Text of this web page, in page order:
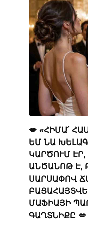
💋 «ՀԻՄԱ՛
ԵՄ ՆԱ
ԿԱՐԾՈՒՄ
ԱՆԾԱՆՈԹ Է,
ՍԱՐՍԱՓՈՎ
ՄԱՖԻԱՅԻ
ԳԱՂՏՆԻՔԸ 💋